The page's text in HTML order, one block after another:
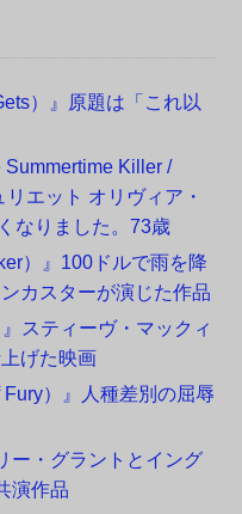
）』原題は「これ以
Summertime Killer /
エット オリヴィア・
なりました。73歳
）』100ドルで雨を降
カスターが演じた作品
スティーヴ・マックィ
げた映画
Fury）』人種差別の屈辱
ー・グラントとイング
演作品